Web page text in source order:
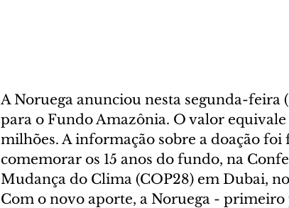
A Noruega anunciou nesta segunda-feira
para o Fundo Amazônia. O valor
milhões. A informação sobre a doação
comemorar os 15 anos do fundo, na
Mudança do Clima (COP28) em Dubai,
Com o novo aporte, a Noruega -